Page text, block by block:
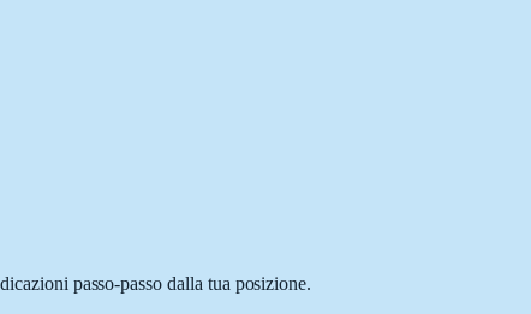
passo-passo dalla tua posizione.